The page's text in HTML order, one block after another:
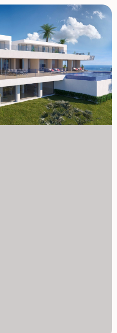
widoków na morze. Ta
uzupełniona jest
100 m², położoną na
zależy od potrzeb
się: prywatna działka i
parking, projekt dekoracji z
ogrzewanie podłogowe,
instalacji, kuchnia
lodówka połączona,
z timerem, niezależna
okap, mikrofalówka do
korzystające ze wszystkich
urbanizacja, taka jak